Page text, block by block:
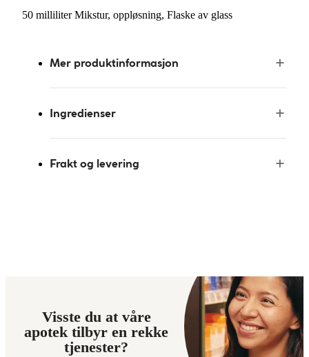
50 milliliter Mikstur, oppløsning, Flaske av glass
Mer produktinformasjon
Ingredienser
Frakt og levering
Visste du at våre
apotek tilbyr en rekke
tjenester?